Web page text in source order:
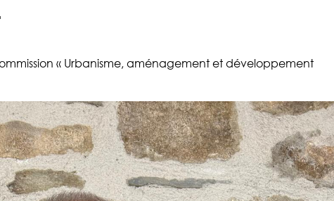
« Urbanisme, aménagement et développement